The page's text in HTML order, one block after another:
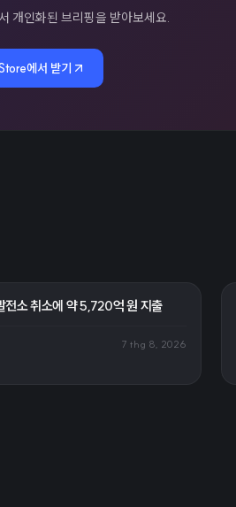
개인화된 브리핑을 받아보세요.
에서 받기
전소 취소에 약 5,720억 원 지출
7 thg 8, 2026